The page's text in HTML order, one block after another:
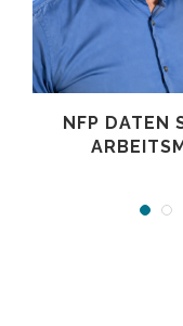
NFP DATEN